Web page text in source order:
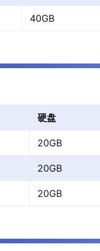
40GB
硬盘
20GB
20GB
20GB